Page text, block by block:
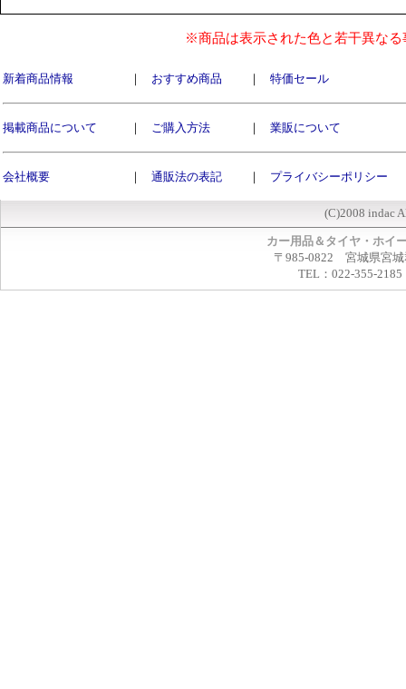
※商品は表示された色と若干異な
新着商品情報 ｜ おすすめ商品 ｜ 特価セール
掲載商品について ｜ ご購入方法 ｜ 業販について
会社概要 ｜ 通販法の表記 ｜ プライバシーポリシー
(C)2008 indac
カー用品＆タイヤ・ホイ
〒985-0822 宮城県宮城
TEL：022-355-